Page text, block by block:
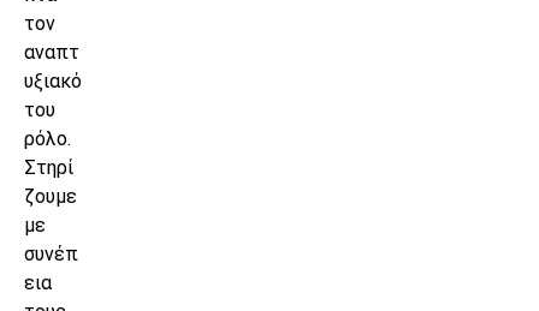
τον
αναπτ
υξιακό
του
ρόλο.
Στηρί
ζουμε
με
συνέπ
εια